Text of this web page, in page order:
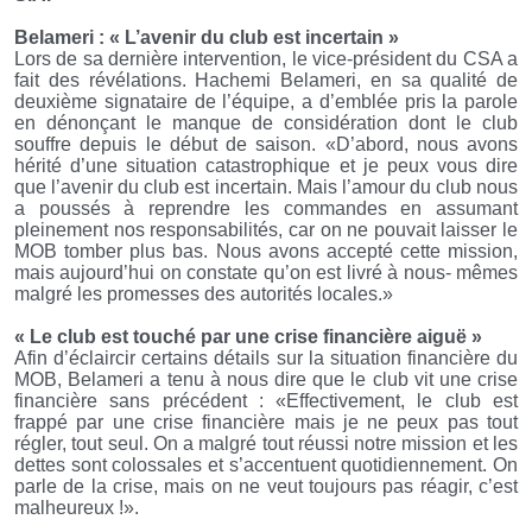
Belameri : « L’avenir du club est incertain »
Lors de sa dernière intervention, le vice-président du CSA a
fait des révélations. Hachemi Belameri, en sa qualité de
deuxième signataire de l’équipe, a d’emblée pris la parole
en dénonçant le manque de considération dont le club
souffre depuis le début de saison. «D’abord, nous avons
hérité d’une situation catastrophique et je peux vous dire
que l’avenir du club est incertain. Mais l’amour du club nous
a poussés à reprendre les commandes en assumant
pleinement nos responsabilités, car on ne pouvait laisser le
MOB tomber plus bas. Nous avons accepté cette mission,
mais aujourd’hui on constate qu’on est livré à nous- mêmes
malgré les promesses des autorités locales.»
« Le club est touché par une crise financière aiguë »
Afin d’éclaircir certains détails sur la situation financière du
MOB, Belameri a tenu à nous dire que le club vit une crise
financière sans précédent : «Effectivement, le club est
frappé par une crise financière mais je ne peux pas tout
régler, tout seul. On a malgré tout réussi notre mission et les
dettes sont colossales et s’accentuent quotidiennement. On
parle de la crise, mais on ne veut toujours pas réagir, c’est
malheureux !».